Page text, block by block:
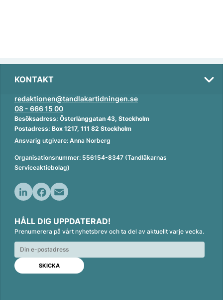
KONTAKT
redaktionen@tandlakartidningen.se
08 - 666 15 00
Besöksadress: Österlånggatan 43, Stockholm
Postadress: Box 1217, 111 82 Stockholm
Ansvarig utgivare: Anna Norberg
Organisationsnummer: 556154-8347 (Tandläkarnas
Serviceaktiebolag)
n
k
e
d
n
c
e
b
o
o
k
a
i
l
HÅLL DIG UPPDATERAD!
Prenumerera på vårt nyhetsbrev och ta del av aktuellt varje vecka.